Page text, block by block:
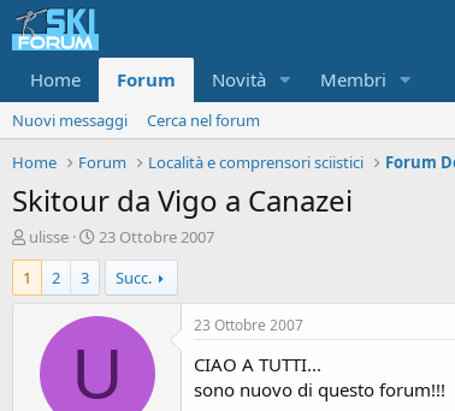
Home Forum Novità Membri
Nuovi messaggi
Cerca nel forum
Home
Forum Località e comprensori sciistici
Skitour da Vigo a Canazei
A
u
t
o
ulisse
D
a
a
d
n
23 Ottobre 2007
1
2 3 Succ.
U
23 Ottobre 2007
CIAO A TUTTI...
sono nuovo di questo forum!!!